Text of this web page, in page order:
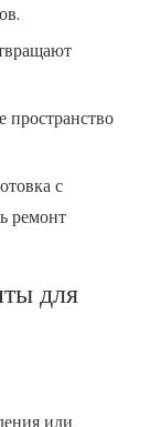
пространство
с
ремонт
для